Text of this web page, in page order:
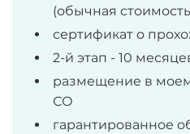
(обычная
сертификат о
2-й этап - 10
размещение в
СО
гарантированное